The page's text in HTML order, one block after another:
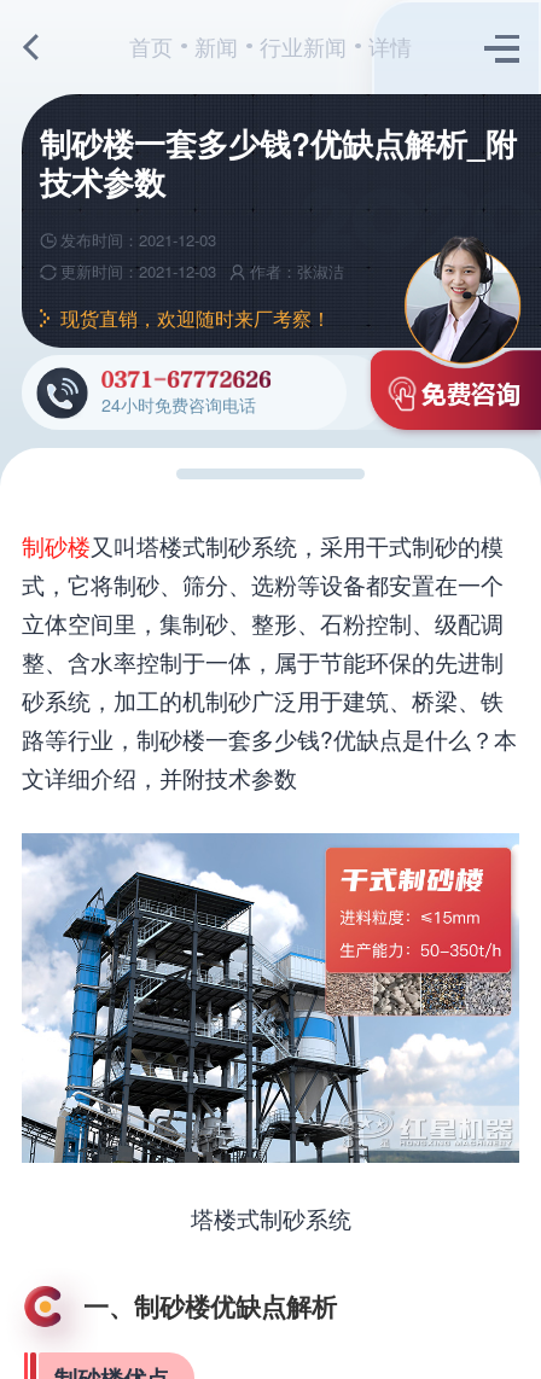
首页 新闻 行业新闻 详情
制砂楼一套多少钱?优缺点解析_附
技术参数
发布时间：2021-12-03
更新时间：2021-12-03
作者：张淑洁
现货直销，欢迎随时来厂考察！
24小时免费咨询电话
制砂楼又叫塔楼式制砂系统，采用干式制砂的模
式，它将制砂、筛分、选粉等设备都安置在一个
立体空间里，集制砂、整形、石粉控制、级配调
整、含水率控制于一体，属于节能环保的先进制
砂系统，加工的机制砂广泛用于建筑、桥梁、铁
路等行业，制砂楼一套多少钱?优缺点是什么？本
文详细介绍，并附技术参数
塔楼式制砂系统
一、制砂楼优缺点解析